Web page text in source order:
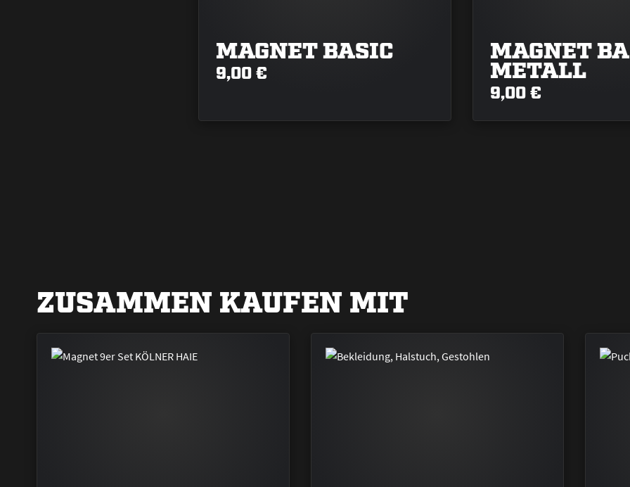
MAGNET BASIC
9,00 €
MAGNET
METALL
9,00 €
ZUSAMMEN KAUFEN MIT